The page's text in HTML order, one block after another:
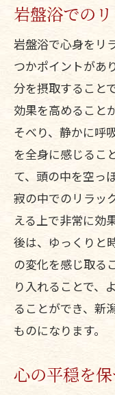
岩盤浴での
岩盤浴で心身をリ
つかポイントがあ
分を摂取すること
効果を高めること
そべり、静かに呼
を全身に感じるこ
て、頭の中を空っ
寂の中でのリラッ
える上で非常に効
後は、ゆっくりと
の変化を感じ取る
り入れることで、
ることができ、新
ものになります。
心の平穏を